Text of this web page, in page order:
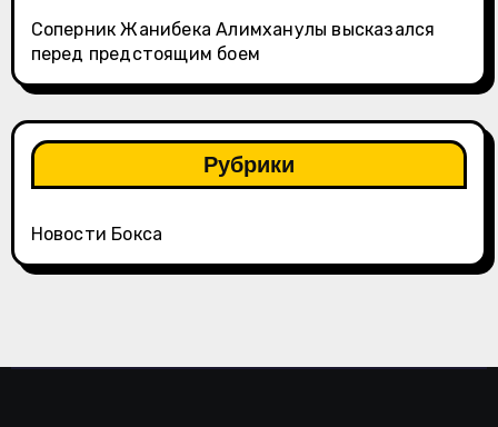
Соперник Жанибека Алимханулы высказался
перед предстоящим боем
Рубрики
Новости Бокса